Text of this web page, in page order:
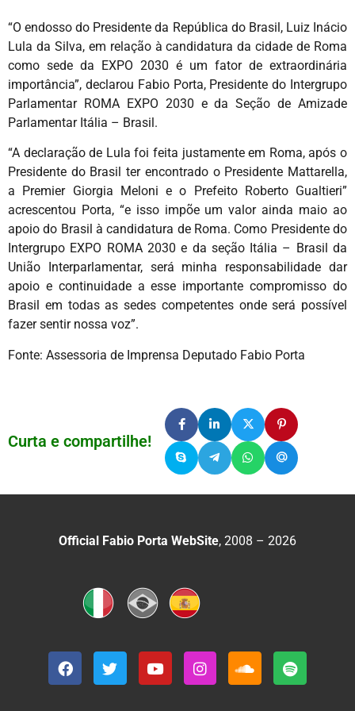
“O endosso do Presidente da República do Brasil, Luiz Inácio
Lula da Silva, em relação à candidatura da cidade de Roma
como sede da EXPO 2030 é um fator de extraordinária
importância”, declarou Fabio Porta, Presidente do Intergrupo
Parlamentar ROMA EXPO 2030 e da Seção de Amizade
Parlamentar Itália – Brasil.
“A declaração de Lula foi feita justamente em Roma, após o
Presidente do Brasil ter encontrado o Presidente Mattarella,
a Premier Giorgia Meloni e o Prefeito Roberto Gualtieri”
acrescentou Porta, “e isso impõe um valor ainda maio ao
apoio do Brasil à candidatura de Roma. Como Presidente do
Intergrupo EXPO ROMA 2030 e da seção Itália – Brasil da
União Interparlamentar, será minha responsabilidade dar
apoio e continuidade a esse importante compromisso do
Brasil em todas as sedes competentes onde será possível
fazer sentir nossa voz”.
Fonte: Assessoria de Imprensa Deputado Fabio Porta
Curta e compartilhe!
Official Fabio Porta WebSite, 2008 – 2026